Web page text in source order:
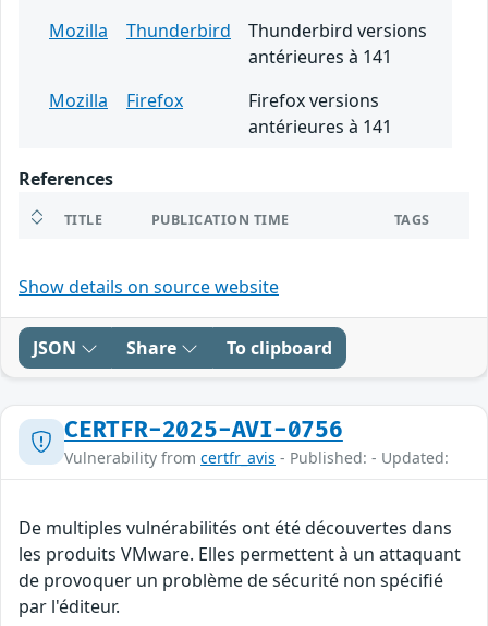
Mozilla
Thunderbird
Thunderbird versions
antérieures à 141
Mozilla
Firefox
Firefox versions
antérieures à 141
References
TITLE PUBLICATION TIME TAGS
Show details on source website
JSON Share To clipboard
CERTFR-2025-AVI-0756
Vulnerability from certfr_avis - Published: - Updated:
De multiples vulnérabilités ont été découvertes dans
les produits VMware. Elles permettent à un attaquant
de provoquer un problème de sécurité non spécifié
par l'éditeur.